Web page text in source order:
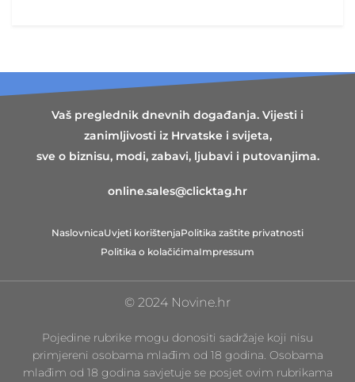
Vaš preglednik dnevnih događanja. Vijesti i
zanimljivosti iz Hrvatske i svijeta,
sve o biznisu, modi, zabavi, ljubavi i putovanjima.
online.sales@clicktag.hr
NaslovnicaUvjeti korištenjaPolitika zaštite privatnosti
Politika o kolačićimaImpressum
© 2024 Novine.hr
Pojedine rubrike mogu donositi sadržaje koji nisu
primjereni osobama mlađim od 18 godina. Osobama
mlađim od 18 godina savjetuje se posjet ovim rubrikama